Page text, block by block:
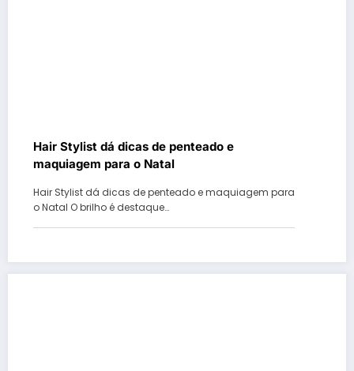
Hair Stylist dá dicas de penteado e
maquiagem para o Natal
Hair Stylist dá dicas de penteado e maquiagem para
o Natal O brilho é destaque…